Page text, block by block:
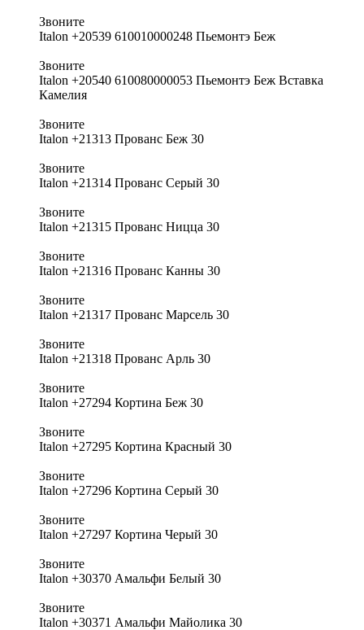
Звоните
Italon +20539 610010000248 Пьемонтэ Беж
Звоните
Italon +20540 610080000053 Пьемонтэ Беж Вставка
Камелия
Звоните
Italon +21313 Прованс Беж 30
Звоните
Italon +21314 Прованс Серый 30
Звоните
Italon +21315 Прованс Ницца 30
Звоните
Italon +21316 Прованс Канны 30
Звоните
Italon +21317 Прованс Марсель 30
Звоните
Italon +21318 Прованс Арль 30
Звоните
Italon +27294 Кортина Беж 30
Звоните
Italon +27295 Кортина Красный 30
Звоните
Italon +27296 Кортина Серый 30
Звоните
Italon +27297 Кортина Черый 30
Звоните
Italon +30370 Амальфи Белый 30
Звоните
Italon +30371 Амальфи Майолика 30